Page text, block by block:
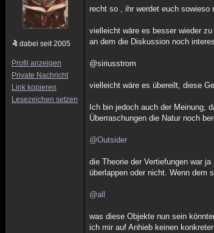
dabei seit 2005
Profil anzeigen
Private Nachricht
Link kopieren
Lesezeichen setzen
recht so , ihr werdet euch sowieso
vielleicht wäre es besser wieder
an dem die Diskussion noch
@siriusstrom
vielleicht wäre es übereilt, diese
Ich bin jedoch auch der Meinung,
Überraschungen die Natur noch
@Outsider
die Theorie der Vertiefungen war
überlappen oder nicht. Wenn dem
@all
was diese Objekte nun sein
ich mir auf Anhieb keinen